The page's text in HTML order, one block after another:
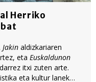
Herriko
Jakin aldizkariaren
urtez, eta Euskaldunon